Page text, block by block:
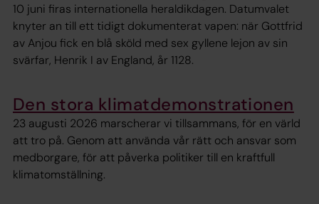
10 juni firas internationella heraldikdagen. Datumvalet
knyter an till ett tidigt dokumenterat vapen: när Gottfrid
av Anjou fick en blå sköld med sex gyllene lejon av sin
svärfar, Henrik I av England, år 1128.
Den stora klimatdemonstrationen
23 augusti 2026 marscherar vi tillsammans, för en värld
att tro på. Genom att använda vår rätt och ansvar som
medborgare, för att påverka politiker till en kraftfull
klimatomställning.